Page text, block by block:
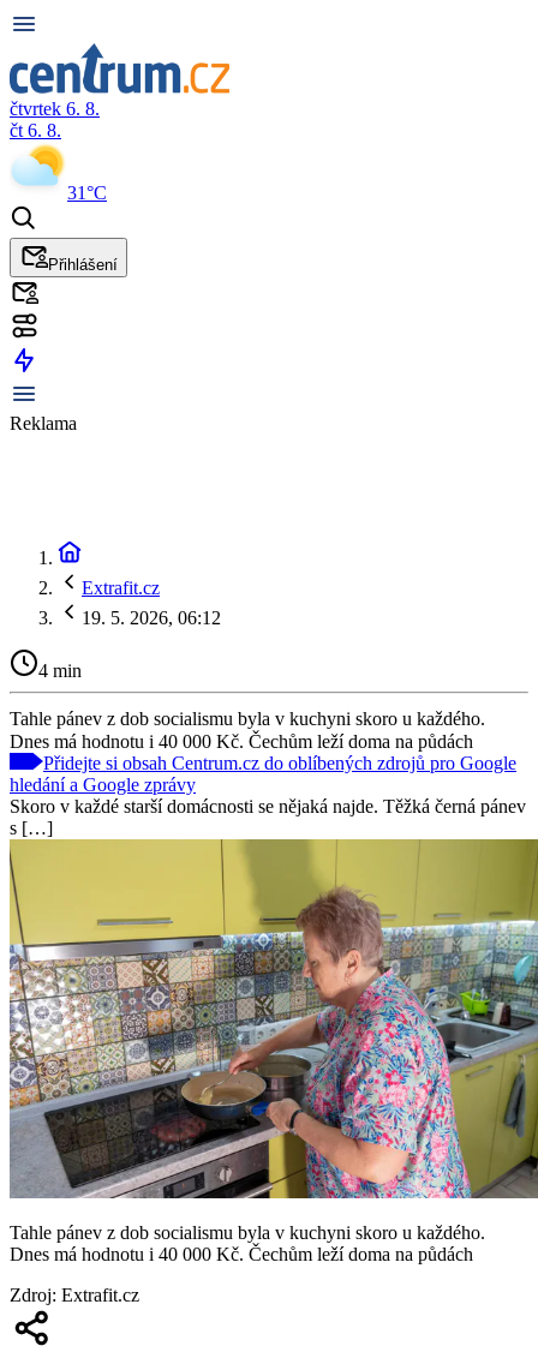
čtvrtek 6. 8.
čt 6. 8.
31°C
Přihlášení
Reklama
Extrafit.cz
19. 5. 2026, 06:12
4 min
Tahle pánev z dob socialismu byla v kuchyni skoro u každého.
Dnes má hodnotu i 40 000 Kč. Čechům leží doma na půdách
Přidejte si obsah Centrum.cz do oblíbených zdrojů pro Google
hledání a Google zprávy
Skoro v každé starší domácnosti se nějaká najde. Těžká černá pánev
s […]
Tahle pánev z dob socialismu byla v kuchyni skoro u každého.
Dnes má hodnotu i 40 000 Kč. Čechům leží doma na půdách
Zdroj: Extrafit.cz